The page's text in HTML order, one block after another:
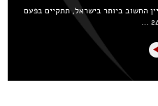
החשוב ביותר בישראל, תתקיים בפעם